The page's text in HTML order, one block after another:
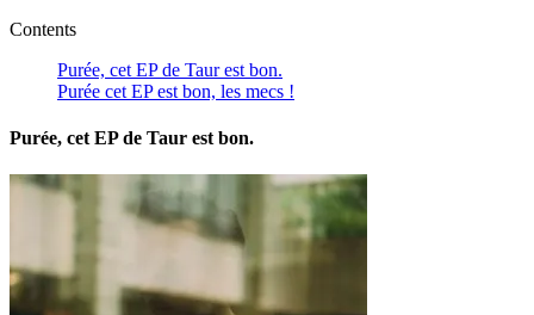
Contents
Purée, cet EP de Taur est bon.
Purée cet EP est bon, les mecs !
Purée, cet EP de Taur est bon.